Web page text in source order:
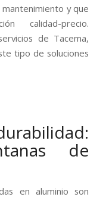
y que
calidad-precio.
de Tacema,
tipo de soluciones
de
en aluminio son